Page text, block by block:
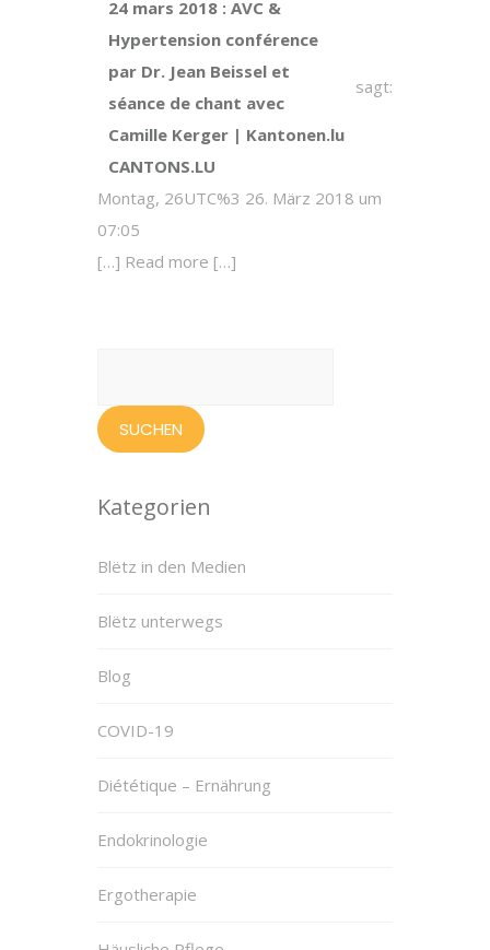
24 mars 2018 : AVC &
Hypertension conférence
par Dr. Jean Beissel et
séance de chant avec
Camille Kerger | Kantonen.lu
CANTONS.LU
sagt:
Montag, 26UTC%3 26. März 2018 um
07:05
[…] Read more […]
Kategorien
Blëtz in den Medien
Blëtz unterwegs
Blog
COVID-19
Diététique – Ernährung
Endokrinologie
Ergotherapie